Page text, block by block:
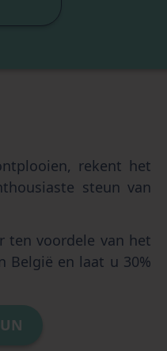
rekent het
steun van
ten voordele van het
België en laat u 30%